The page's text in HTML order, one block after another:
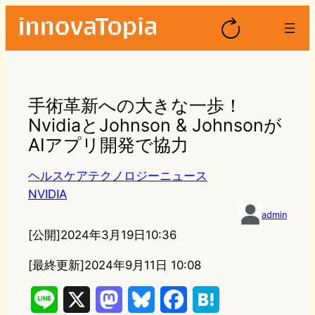
手術革新への大きな一歩！
NvidiaとJohnson & Johnsonが
AIアプリ開発で協力
ヘルスケアテクノロジーニュース
NVIDIA
admin
[公開]2024年3月19日10:36
[最終更新]2024年9月11日 10:08